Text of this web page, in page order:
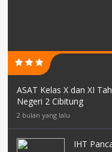
ASAT Kelas X dan XI
Negeri 2 Cibitung
2 bulan yang lalu
IHT